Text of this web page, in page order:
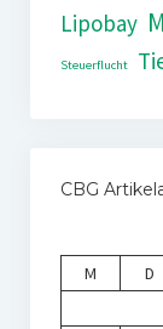
Lipobay
Steuerflucht
CBG
M
D